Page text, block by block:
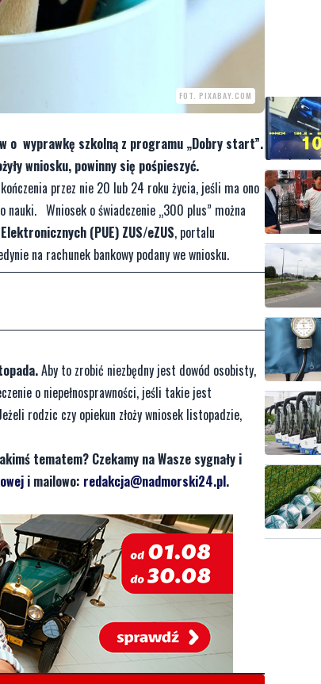
FOT. PIXABAY.COM
o wyprawkę szkolną z programu „Dobry start”.
wniosku, powinny się pośpieszyć.
przez nie 20 lub 24 roku życia, jeśli ma ono
nauki. Wniosek o świadczenie „300 plus” można
(PUE) ZUS/eZUS, portalu
na rachunek bankowy podany we wniosku.
Aby to zrobić niezbędny jest dowód osobisty,
o niepełnosprawności, jeśli takie jest
rodzic czy opiekun złoży wniosek listopadzie,
tematem? Czekamy na Wasze sygnały i
i mailowo: redakcja@nadmorski24.pl.